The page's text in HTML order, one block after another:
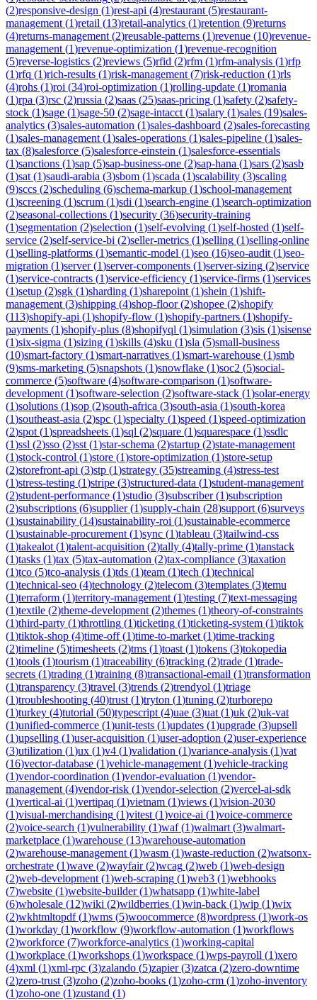
(2)responsive-design (1)rest-api (4)restaurant (5)restaurant-
management (1)retail (13)retail-analytics (1)retention (9)returns
(4)returns-management (2)reusable-patterns (1)revenue (10)revenue-
management (1)revenue-optimization (1)revenue-recognition
(5)reverse-logistics (2)reviews (5)rfid (2)rfm (1)rfm-analysis (1)rfp
(1)rfq (1)rich-results (1)risk-management (7)risk-reduction (1)rls
(4)rohs (1)roi (34)roi-optimization (1)rolling-update (1)romania
(1)rpa (3)rsc (2)russia (2)saas (25)saas-pricing (1)safety (2)safety-
stock (1)sage (1)sage-50 (2)sage-intacct (1)salary (1)sales (19)sales-
analytics (3)sales-automation (1)sales-dashboard (2)sales-forecasting
(1)sales-management (1)sales-operations (1)sales-pipeline (1)sales-
tax (8)salesforce (5)salesforce-einstein (1)salesforce-essentials
(1)sanctions (1)sap (5)sap-business-one (2)sap-hana (1)sars (2)sasb
(1)sat (1)saudi-arabia (3)sbom (1)scada (1)scalability (3)scaling
(9)sccs (2)scheduling (6)schema-markup (1)school-management
(1)screening (1)scrum (1)sdi (1)search-engine (1)search-optimization
(2)seasonal-collections (1)security (36)security-training
(1)segmentation (2)selection (1)self-evolving (1)self-hosted (1)self-
service (2)self-service-bi (2)seller-metrics (1)selling (1)selling-online
(1)selling-platforms (1)semantic-model (1)seo (16)seo-audit (1)seo-
migration (1)server(1)server-components (1)server-sizing (2)service
(1)service-contracts (1)service-efficiency (1)service-firms (1)services
(1)setup (2)sgk (1)sharding (1)sharepoint (1)shein (1)shift-
management (3)shipping (4)shop-floor(2)shopee (2)shopify
(113)shopify-api (1)shopify-flow (1)shopify-partners (1)shopify-
payments (1)shopify-plus (8)shopifyql (1)simulation (3)sis (1)sisense
(1)six-sigma (1)sizing (1)skills (4)sku (1)sla (5)small-business
(10)smart-factory (1)smart-narratives (1)smart-warehouse (1)smb
(9)sms-marketing (5)snapshots (1)snowflake (1)soc2 (5)social-
commerce (5)software (4)software-comparison (1)software-
development (1)software-selection (2)software-stack (1)solar-energy
(1)solutions (1)sop (2)south-africa (3)south-asia (1)south-korea
(1)southeast-asia (2)spc (1)specialty (1)speed (1)speed-optimization
(2)spot (1)spreadsheets (1)sql (2)square (1)squarespace (1)ssdlc
(1)ssl (2)sso (2)sst (1)star-schema (2)startup (2)state-management
(1)stock-control (1)store (1)store-optimization (1)store-setup
(2)storefront-api (3)stp (1)strategy (35)streaming (4)stress-test
(1)stress-testing (1)stripe (3)structured-data (1)student-management
(2)student-performance (1)studio (3)subscriber(1)subscription
(2)subscriptions (6)supplier(1)supply-chain (28)support (6)surveys
(1)sustainability (14)sustainability-roi (1)sustainable-ecommerce
(1)sustainable-procurement (1)sync (1)tableau (3)tailwind-css
(1)takealot (1)talent-acquisition (2)tally (4)tally-prime (1)tanstack
(1)tasks (1)tax (5)tax-automation (2)tax-compliance (3)taxation
(1)tco (5)tco-analysis (1)tds (1)team (1)tech (1)technical
(1)technical-seo (4)technology (2)telecom (3)templates (3)temu
(1)terraform (1)territory-management (1)testing (7)text-messaging
(1)textile (2)theme-development (2)themes (1)theory-of-constraints
(1)third-party (1)throttling (1)ticketing (1)ticketing-system (1)tiktok
(1)tiktok-shop (4)time-off(1)time-to-market (1)time-tracking
(2)timeline (5)timesheets (2)tms (1)toast (1)tokens (3)tokopedia
(1)tools (1)tourism (1)traceability (6)tracking (2)trade (1)trade-
secrets (1)trading (1)training (8)transactional-email (1)transformation
(1)transparency (3)travel (3)trends (2)trendyol (1)triage
(1)troubleshooting (40)trust (1)tryton (1)tuning (2)turborepo
(1)turkey (4)tutorial (50)typescript (4)uae (3)uat (1)uk (2)uk-vat
(1)unified-commerce (1)unit-tests (1)updates (1)upgrade (3)upsell
(1)upselling (1)user-acquisition (1)user-adoption (2)user-experience
(3)utilization (1)ux (1)v4 (1)validation (1)variance-analysis (1)vat
(16)vector-database (1)vehicle-management (1)vehicle-tracking
(1)vendor-coordination (1)vendor-evaluation (1)vendor-
management (4)vendor-risk (1)vendor-selection (2)vercel-ai-sdk
(1)vertical-ai (1)vertipaq (1)vietnam (1)views (1)vision-2030
(1)visual-merchandising (1)vitest (1)voice-ai (1)voice-commerce
(2)voice-search (1)vulnerability (1)waf(1)walmart (3)walmart-
marketplace (1)warehouse (13)warehouse-automation
(2)warehouse-management (1)wasm (1)waste-reduction (2)watsonx-
orchestrate (1)wave (2)wayfair(2)wcag (2)web (1)web-design
(2)web-development (1)web-scraping (1)web3 (1)webhooks
(7)website (1)website-builder(1)whatsapp (1)white-label
(6)wholesale (12)wiki (2)wildberries (1)win-back (1)wip (1)wix
(2)wkhtmltopdf(1)wms (5)woocommerce (8)wordpress (1)work-os
(1)workday (1)workflow (9)workflow-automation (1)workflows
(2)workforce (7)workforce-analytics (1)working-capital
(1)workplace (1)workshops (1)workspace (1)wps-payroll (1)xero
(4)xml (1)xml-rpc (3)zalando (5)zapier(3)zatca (2)zero-downtime
(2)zero-trust (3)zoho (2)zoho-books (1)zoho-crm (1)zoho-inventory
(1)zoho-one (1)zustand (1)